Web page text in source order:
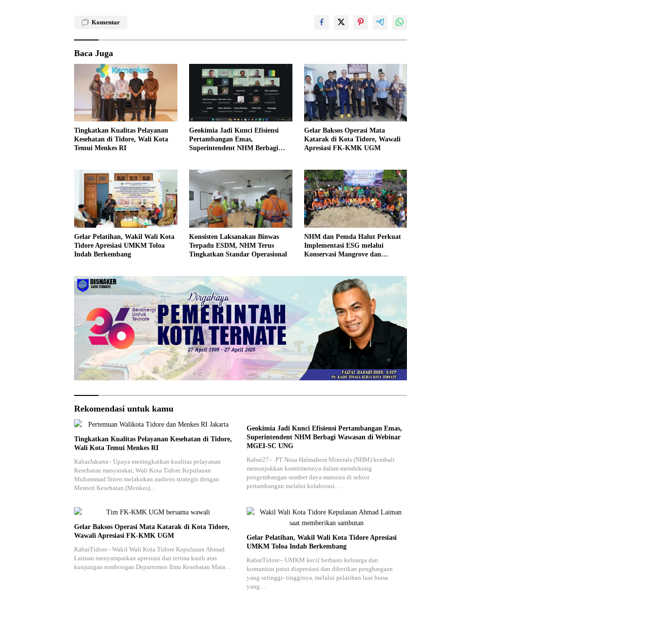
Komentar
Baca Juga
Tingkatkan Kualitas Pelayanan
Kesehatan di Tidore, Wali Kota
Temui Menkes RI
Geokimia Jadi Kunci Efisiensi
Pertambangan Emas,
Superintendent NHM Berbagi
Gelar Baksos Operasi Mata
Katarak di Kota Tidore, Wawali
Apresiasi FK-KMK UGM
Gelar Pelatihan, Wakil Wali Kota
Tidore Apresiasi UMKM Toloa
Indah Berkembang
Konsisten Laksanakan Binwas
Terpadu ESDM, NHM Terus
Tingkatkan Standar Operasional
NHM dan Pemda Halut Perkuat
Implementasi ESG melalui
Konservasi Mangrove dan
Rekomendasi untuk kamu
Tingkatkan Kualitas Pelayanan Kesehatan di Tidore,
Wali Kota Temui Menkes RI
KabarJakarta– Upaya meningkatkan kualitas pelayanan
Kesehatan masyarakat, Wali Kota Tidore Kepulauan
Muhammad Sinen melakukan audiens strategis dengan
Menteri Kesehatan (Menkes)…
Geokimia Jadi Kunci Efisiensi Pertambangan Emas,
Superintendent NHM Berbagi Wawasan di Webinar
MGEI-SC UNG
Kabar27– PT Nusa Halmahera Minerals (NHM) kembali
menunjukkan komitmennya dalam mendukung
pengembangan sumber daya manusia di sektor
pertambangan melalui kolaborasi…
Gelar Baksos Operasi Mata Katarak di Kota Tidore,
Wawali Apresiasi FK-KMK UGM
KabarTidore– Wakil Wali Kota Tidore Kepulauan Ahmad
Laiman menyampaikan apresiasi dan terima kasih atas
kunjungan rombongan Departemen Ilmu Kesehatan Mata…
Gelar Pelatihan, Wakil Wali Kota Tidore Apresiasi
UMKM Toloa Indah Berkembang
KabarTidore– UMKM kecil berbasis keluarga dan
komunitas patut diapresiasi dan diberikan penghargaan
yang setinggi- tingginya, melalui pelatihan luar biasa
yang…